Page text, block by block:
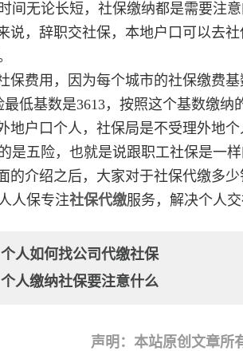
间无论长短，社保缴纳都是需要注
说，辞职交社保，本地户口可以去
保费用，因为每个城市的社保缴费
最低基数是3613，按照这个基数缴纳
地户口个人，社保局是不受理外地
是五险，也就是说跟职工社保是一
的介绍之后，大家对于社保代缴多
人保专注社保代缴服务，解决个人
个人如何找公司代缴社保
个人缴纳社保要注意什么
声明：本站原创文章所